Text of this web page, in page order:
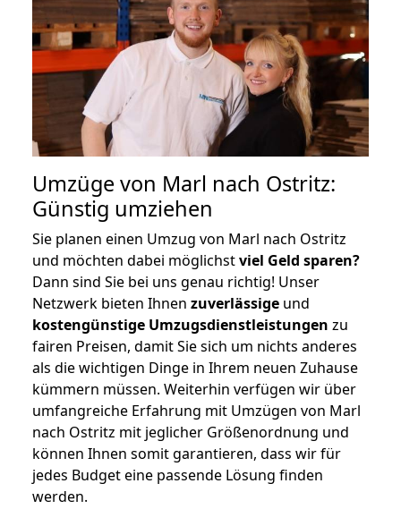
Umzüge von Marl nach Ostritz:
Günstig umziehen
Sie planen einen Umzug von Marl nach Ostritz
und möchten dabei möglichstviel Geld sparen?
Dann sind Sie bei uns genau richtig! Unser
Netzwerk bieten Ihnen zuverlässige und
kostengünstige Umzugsdienstleistungen zu
fairen Preisen, damit Sie sich um nichts anderes
als die wichtigen Dinge in Ihrem neuen Zuhause
kümmern müssen. Weiterhin verfügen wir über
umfangreiche Erfahrung mit Umzügen von Marl
nach Ostritz mit jeglicher Größenordnung und
können Ihnen somit garantieren, dass wir für
jedes Budget eine passende Lösung finden
werden.